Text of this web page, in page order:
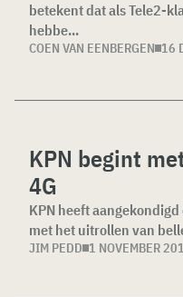
betekent dat als Tele2-
hebbe...
COEN VAN EENBERGEN 16
KPN begint
4G
KPN heeft
met het uitrollen van
JIM PEDD 1 NOVEMBER